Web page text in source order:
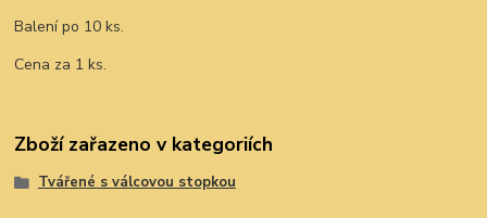
Balení po 10 ks.
Cena za 1 ks.
Zboží zařazeno v kategoriích
Tvářené s válcovou stopkou